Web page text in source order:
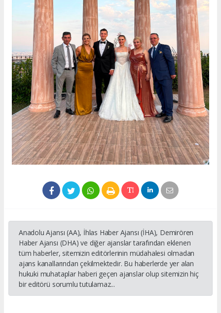
Anadolu Ajansı (AA), İhlas Haber Ajansı (İHA), Demirören
Haber Ajansı (DHA) ve diğer ajanslar tarafından eklenen
tüm haberler, sitemizin editörlerinin müdahalesi olmadan
ajans kanallarından çekilmektedir. Bu haberlerde yer alan
hukuki muhataplar haberi geçen ajanslar olup sitemizin hiç
bir editörü sorumlu tutulamaz...